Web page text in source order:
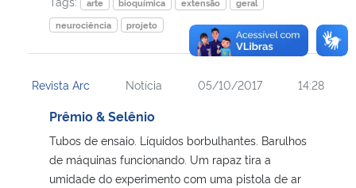
arte bioquímica extensão
geral
neurociência
projeto
Revista Arc Notícia 05/10/2017 14:28
Prêmio & Selênio
Tubos de ensaio. Líquidos borbulhantes. Barulhos
de máquinas funcionando. Um rapaz tira a
umidade do experimento com uma pistola de ar